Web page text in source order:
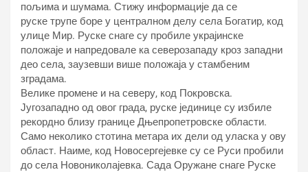
пољима и шумама. Стижу информације да се
руске трупе боре у централном делу села Богатир, код
улице Мир. Руске снаге су пробиле украјинске
положаје и напредовале ка северозападу кроз западни
део села, заузевши више положаја у стамбеним
зградама.
Велике промене и на северу, код Покровска.
Југозападно од овог града, руске јединице су избиле
рекордно близу границе Дњепропетровске области.
Само неколико стотина метара их дели од уласка у ову
област. Наиме, код Новосергејевке су се Руси пробили
до села Новониколајевка. Сада Оружане снаге Руске